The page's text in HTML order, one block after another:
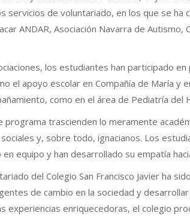
servicios de voluntariado, en los que se ha
ANDAR, Asociación Navarra de Autismo,
los estudiantes han participado
el apoyo escolar en Compañía de María y
como en el área de Pediatría del
trascienden lo meramente
y, sobre todo, ignacianos. Los
equipo y han desarrollado su empatía
del Colegio San Francisco Javier ha
de cambio en la sociedad y
experiencias enriquecedoras, el colegio